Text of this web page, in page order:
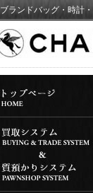
ブランドバッグ・時計